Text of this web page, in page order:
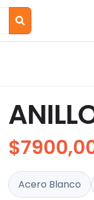
Acero Blanco